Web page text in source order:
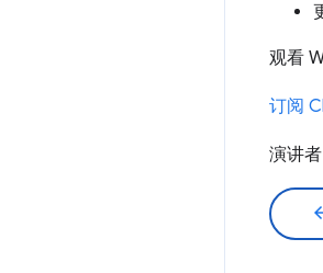
观看
订阅
演讲